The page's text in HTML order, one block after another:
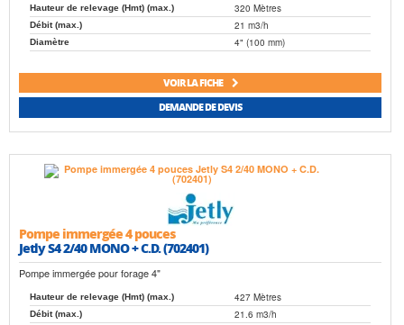
Hauteur de relevage (Hmt) (max.) 320 Mètres
Débit (max.) 21 m3/h
Diamètre 4" (100 mm)
VOIR LA FICHE
DEMANDE DE DEVIS
Pompe immergée 4 pouces
Jetly S4 2/40 MONO + C.D. (702401)
Pompe immergée pour forage 4"
Hauteur de relevage (Hmt) (max.) 427 Mètres
Débit (max.) 21.6 m3/h